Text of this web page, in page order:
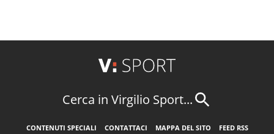
Cerca in Virgilio Sport...
CONTENUTI SPECIALI CONTATTACI MAPPA DEL SITO
FEED RSS